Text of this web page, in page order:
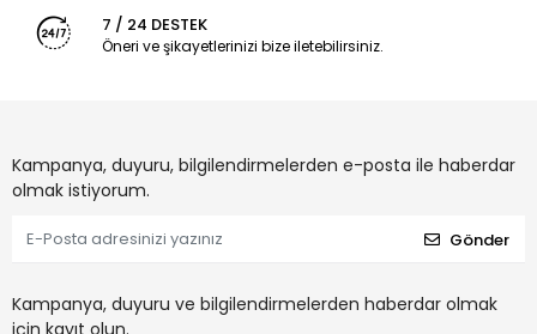
7 / 24 DESTEK
Öneri ve şikayetlerinizi bize iletebilirsiniz.
Kampanya, duyuru, bilgilendirmelerden e-posta ile haberdar
olmak istiyorum.
Gönder
Kampanya, duyuru ve bilgilendirmelerden haberdar olmak